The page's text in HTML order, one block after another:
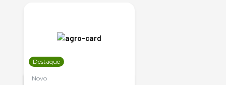
Destaque
Novo